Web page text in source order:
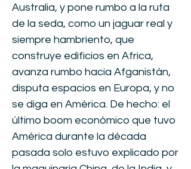
Australia, y pone rumbo a la ruta
de la seda, como un jaguar real y
siempre hambriento, que
construye edificios en Africa,
avanza rumbo hacia Afganistán,
disputa espacios en Europa, y no
se diga en América. De hecho: el
último boom económico que tuvo
América durante la década
pasada solo estuvo explicado por